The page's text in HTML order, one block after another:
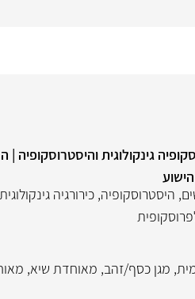
גינקולוגית
, היסטרוסקופיה, כירורגיה גינקולוגית
, מגן כסף/זהב, מאוחדת שיא,